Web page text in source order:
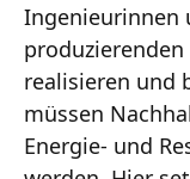
Ingenieurinnen
realisieren und
müssen
Energie- und